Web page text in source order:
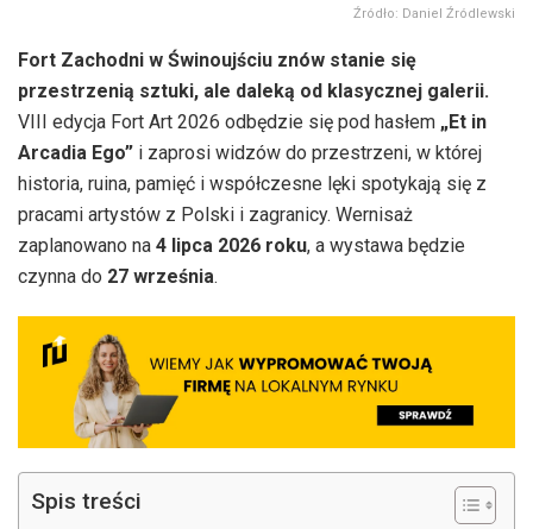
Źródło: Daniel Źródlewski
Fort Zachodni w Świnoujściu znów stanie się
przestrzenią sztuki, ale daleką od klasycznej galerii.
VIII edycja Fort Art 2026 odbędzie się pod hasłem „Et in
Arcadia Ego” i zaprosi widzów do przestrzeni, w której
historia, ruina, pamięć i współczesne lęki spotykają się z
pracami artystów z Polski i zagranicy. Wernisaż
zaplanowano na 4 lipca 2026 roku, a wystawa będzie
czynna do 27 września.
Spis treści